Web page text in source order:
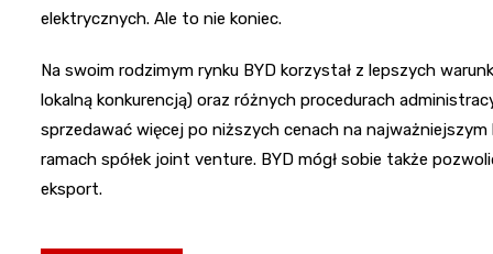
elektrycznych. Ale to nie koniec.
Na swoim rodzimym rynku BYD korzystał z lepszych
lokalną konkurencją) oraz różnych procedurach
sprzedawać więcej po niższych cenach na
ramach spółek joint venture. BYD mógł sobie także
eksport.